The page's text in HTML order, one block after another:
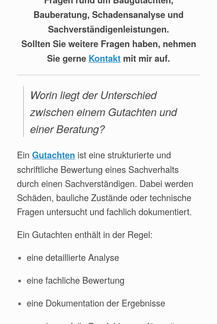
Bauberatung, Schadensanalyse und
Sachverständigenleistungen.
Sollten Sie weitere Fragen haben, nehmen
Sie gerne Kontakt mit mir auf.
Worin liegt der Unterschied
zwischen einem Gutachten und
einer Beratung?
Ein Gutachten ist eine strukturierte und
schriftliche Bewertung eines Sachverhalts
durch einen Sachverständigen. Dabei werden
Schäden, bauliche Zustände oder technische
Fragen untersucht und fachlich dokumentiert.
Ein Gutachten enthält in der Regel:
eine detaillierte Analyse
eine fachliche Bewertung
eine Dokumentation der Ergebnisse